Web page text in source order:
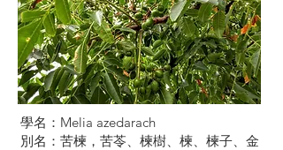
學名：Melia azedarach
別名：苦楝，苦苓、楝樹、楝、楝子、金